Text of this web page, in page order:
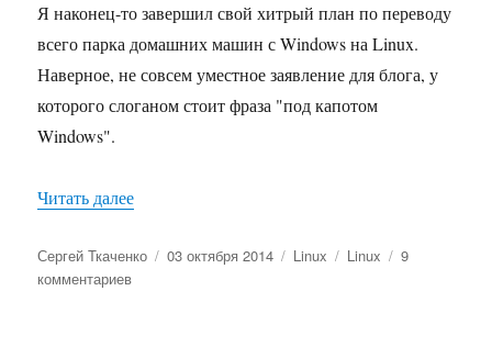
Я наконец-то завершил свой хитрый план по переводу
всего парка домашних машин с Windows на Linux.
Наверное, не совсем уместное заявление для блога, у
которого слоганом стоит фраза "под капотом
Windows".
Читать далее«Время перемен»
Автор
Сергей Ткаченко Опубликовано
03 октября 2014 Рубрики
Linux Метки
Linux
9
комментариевк